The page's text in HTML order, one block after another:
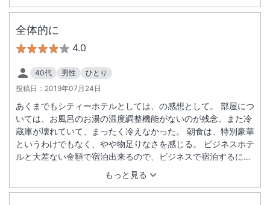
全体的に
4.0
40代 男性
ひとり
投稿日： 2019年07月24日
もっと見る
あくまでもシティーホテルとしては、の感想として。 部屋につ
いては、お風呂のお湯の温度調整機能がないのが残念。また冷
蔵庫が壊れていて、まったく冷えなかった。 朝食は、特別豪華
というわけでもなく、やや物足りなさを感じる。 ビジネスホテ
ルと大差ない金額で宿泊出来るので、ビジネスで宿泊するには
満足大満足といっていいのでは。